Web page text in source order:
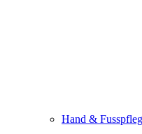
Hand &